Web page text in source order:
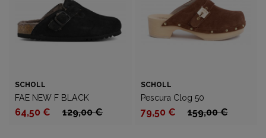
SCHOLL
FAE NEW F BLACK
64,50 € 129,00 €
SCHOLL
Pescura Clog 50
79,50 € 159,00 €